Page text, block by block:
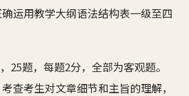
运用教学大纲语法结构表一级至四
25题，每题2分，全部为客观题。
查考生对文章细节和主旨的理解，